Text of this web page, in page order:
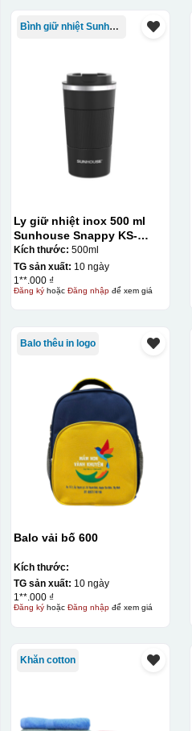
Bình giữ nhiệt Sunhouse
Ly giữ nhiệt inox 500 ml
Sunhouse Snappy KS-
TU500S
Kích thước: 500ml
TG sản xuất: 10 ngày
1**.000 ₫
Đăng kýhoặc Đăng nhậpđể xem giá
Balo thêu in logo
Balo vải bố 600
Kích thước:
TG sản xuất: 10 ngày
1**.000 ₫
Đăng kýhoặc Đăng nhậpđể xem giá
Khăn cotton